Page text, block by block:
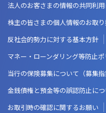
法人のお客さまの情報の共同利
株主の皆さまの個人情報のお取
反社会的勢力に対する基本方針
マネー・ローンダリング等防止
当行の保険募集について（募集指
金銭債権と預金等の誤認防止に
お取引時の確認に関するお願い